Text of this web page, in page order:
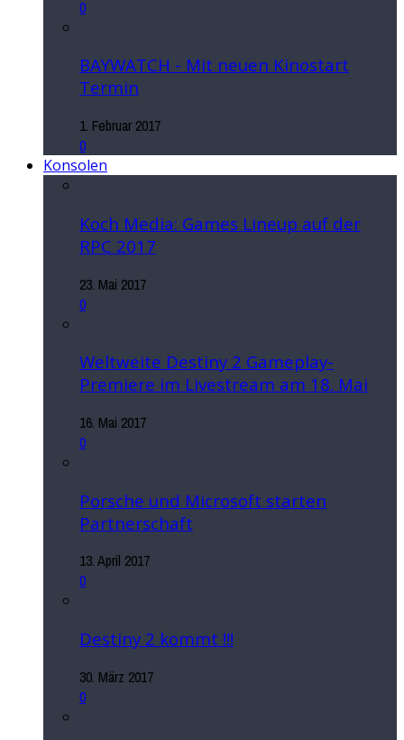
0
BAYWATCH - Mit neuen Kinostart
Termin
1. Februar 2017
0
Konsolen
Koch Media: Games Lineup auf der
RPC 2017
23. Mai 2017
0
Weltweite Destiny 2 Gameplay-
Premiere im Livestream am 18. Mai
16. Mai 2017
0
Porsche und Microsoft starten
Partnerschaft
13. April 2017
0
Destiny 2 kommt !!!
30. März 2017
0